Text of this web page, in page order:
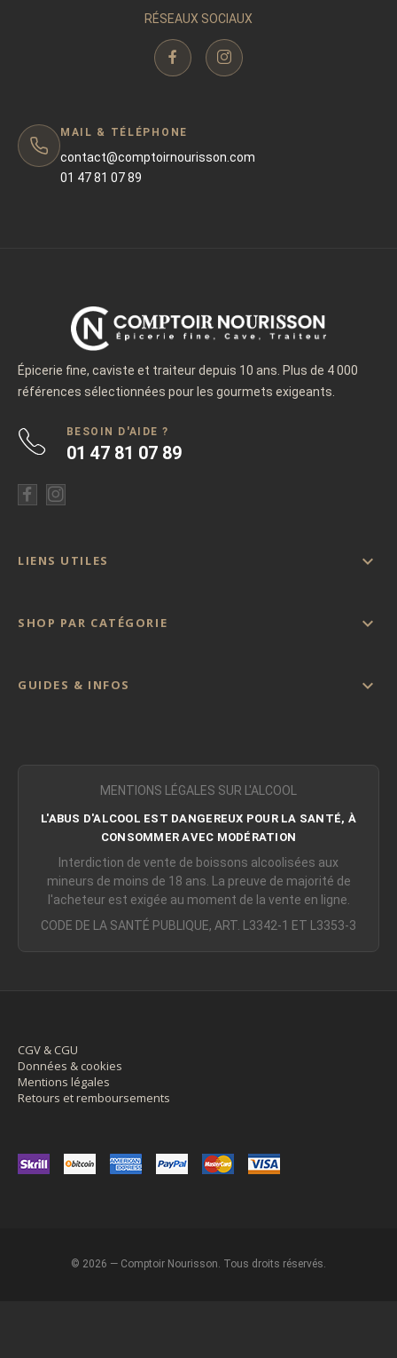
RÉSEAUX SOCIAUX
MAIL & TÉLÉPHONE
contact@comptoirnourisson.com
01 47 81 07 89
Épicerie fine, caviste et traiteur depuis 10 ans. Plus de 4 000
références sélectionnées pour les gourmets exigeants.
BESOIN D'AIDE ?
01 47 81 07 89
LIENS UTILES 
SHOP PAR CATÉGORIE 
GUIDES & INFOS 
MENTIONS LÉGALES SUR L'ALCOOL
L'ABUS D'ALCOOL EST DANGEREUX POUR LA SANTÉ, À
CONSOMMER AVEC MODÉRATION
Interdiction de vente de boissons alcoolisées aux
mineurs de moins de 18 ans. La preuve de majorité de
l'acheteur est exigée au moment de la vente en ligne.
CODE DE LA SANTÉ PUBLIQUE, ART. L3342-1 ET L3353-3
CGV & CGU
Données & cookies
Mentions légales
Retours et remboursements
© 2026 — Comptoir Nourisson. Tous droits réservés.